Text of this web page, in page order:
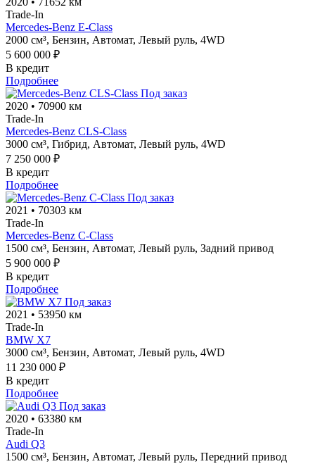
Trade-In
Mercedes-Benz E-Class
2000 см³, Бензин, Автомат, Левый руль, 4WD
5 600 000 ₽
В кредит
Подробнее
Под заказ
2020 • 70900 км
Trade-In
Mercedes-Benz CLS-Class
3000 см³, Гибрид, Автомат, Левый руль, 4WD
7 250 000 ₽
В кредит
Подробнее
Под заказ
2021 • 70303 км
Trade-In
Mercedes-Benz C-Class
1500 см³, Бензин, Автомат, Левый руль, Задний привод
5 900 000 ₽
В кредит
Подробнее
Под заказ
2021 • 53950 км
Trade-In
BMW X7
3000 см³, Бензин, Автомат, Левый руль, 4WD
11 230 000 ₽
В кредит
Подробнее
Под заказ
2020 • 63380 км
Trade-In
Audi Q3
1500 см³, Бензин, Автомат, Левый руль, Передний привод